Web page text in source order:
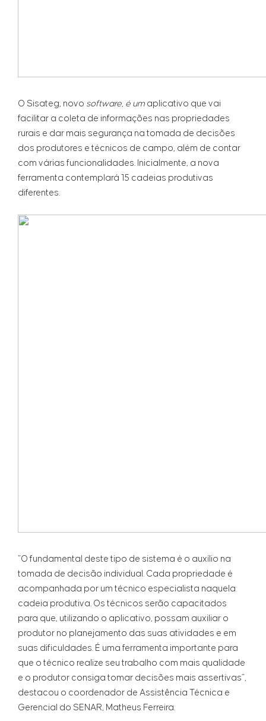
O Sisateg, novo software, é um aplicativo que vai
facilitar a coleta de informações nas propriedades
rurais e dar mais segurança na tomada de decisões
dos produtores e técnicos de campo, além de contar
com várias funcionalidades. Inicialmente, a nova
ferramenta contemplará 15 cadeias produtivas
diferentes.
“O fundamental deste tipo de sistema é o auxílio na
tomada de decisão individual. Cada propriedade é
acompanhada por um técnico especialista naquela
cadeia produtiva. Os técnicos serão capacitados
para que, utilizando o aplicativo, possam auxiliar o
produtor no planejamento das suas atividades e em
suas dificuldades. É uma ferramenta importante para
que o técnico realize seu trabalho com mais qualidade
e o produtor consiga tomar decisões mais assertivas”,
destacou o coordenador de Assistência Técnica e
Gerencial do SENAR, Matheus Ferreira.